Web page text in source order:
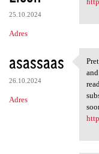
25.10.2024
Adres
asassaas
26.10.2024
Adres